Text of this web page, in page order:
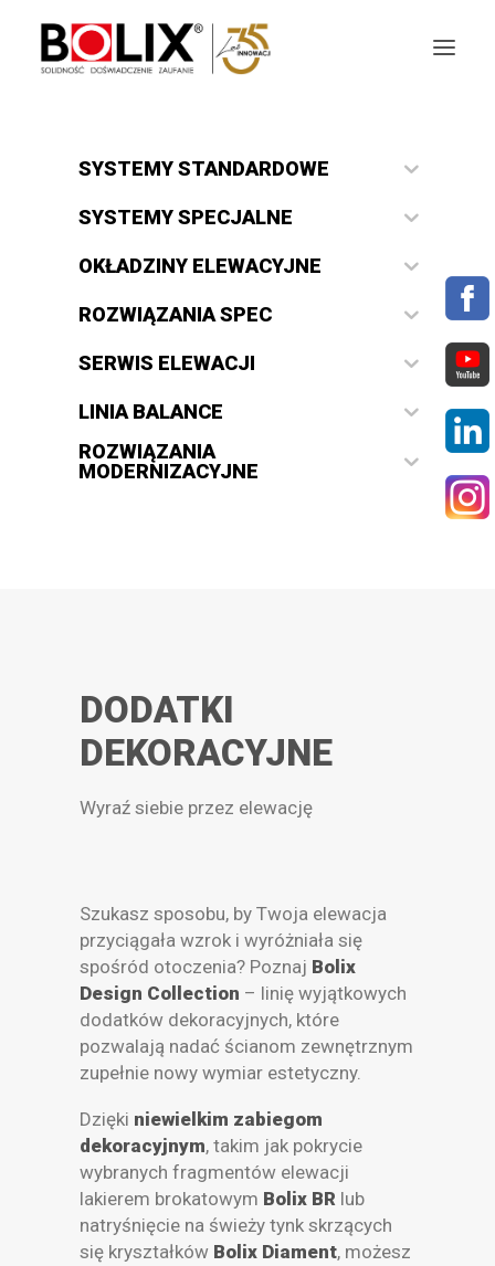
OFERTA
OKŁADZINY ELEWACYJNE
AKTUALNOŚCI
STREFA BOLIX
STREFA PRACOWNIKA
RECEPTURY ON-LINE
SYSTEMY STANDARDOWE
SYSTEMY SPECJALNE
OKŁADZINY ELEWACYJNE
ROZWIĄZANIA SPEC
SERWIS ELEWACJI
LINIA BALANCE
ROZWIĄZANIA
MODERNIZACYJNE
DODATKI
DEKORACYJNE
Wyraź siebie przez elewację
Szukasz sposobu, by Twoja elewacja
przyciągała wzrok i wyróżniała się
spośród otoczenia? Poznaj Bolix
Design Collection – linię wyjątkowych
dodatków dekoracyjnych, które
pozwalają nadać ścianom zewnętrznym
zupełnie nowy wymiar estetyczny.
Dzięki niewielkim zabiegom
dekoracyjnym, takim jak pokrycie
wybranych fragmentów elewacji
lakierem brokatowym Bolix BR lub
natryśnięcie na świeży tynk skrzących
się kryształków Bolix Diament, możesz